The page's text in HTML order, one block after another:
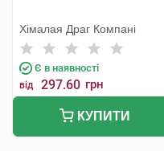
Хімалая Драг Компані
Є в наявності
від 297.60 грн
КУПИТИ